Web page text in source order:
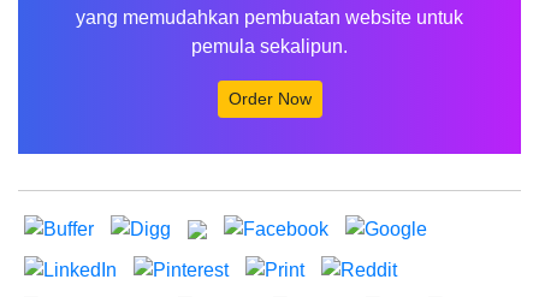
yang memudahkan pembuatan website untuk
pemula sekalipun.
Order Now